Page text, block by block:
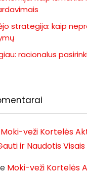
strategija: kaip
racionalus
Moki-veži Kortelės
ir Naudotis
Moki-veži Kortelės